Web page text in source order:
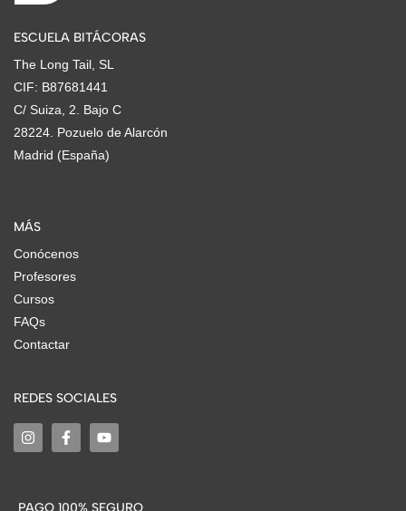
ESCUELA BITÁCORAS
The Long Tail, SL
CIF: B87681441
C/ Suiza, 2. Bajo C
28224. Pozuelo de Alarcón
Madrid (España)
MÁS
Conócenos
Profesores
Cursos
FAQs
Contactar
REDES SOCIALES
PAGO 100% SEGURO